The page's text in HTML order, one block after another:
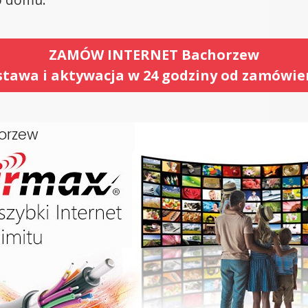
ZAMÓW INTERNET Bachorzew
i aktywacja w 24 godziny od